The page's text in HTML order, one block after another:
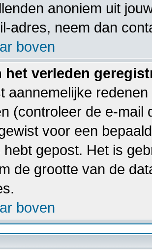
anoniem uit
adres, neem dan
boven
het verleden
aannemelijke
(controleer de e-mail
voor een
hebt gepost. Het is
de grootte van de
boven